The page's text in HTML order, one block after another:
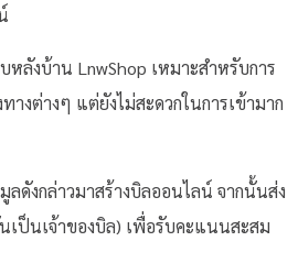
ลังบ้าน LnwShop เหมาะสำหรับการ
งต่างๆ แต่ยังไม่สะดวกในการเข้ามาก
ลดังกล่าวมาสร้างบิลออนไลน์ จากนั้นส่ง
เป็นเจ้าของบิล) เพื่อรับคะแนนสะสม